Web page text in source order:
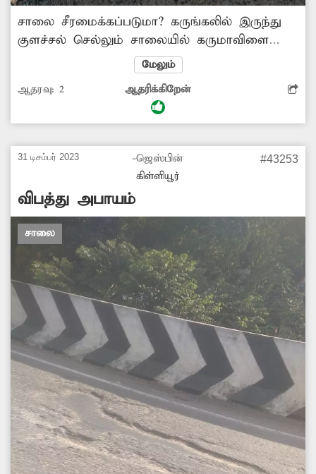
சாலை சீரமைக்கப்படுமா? கருங்கலில் இருந்து
குளச்சல் செல்லும் சாலையில் கருமாவிளை
பகுதியில் குண்டும், குழியுமாக காணப்படுகிறது.
இதனால் வாகன ஓட்டிகள் பெரும் சிரமத்துக்கு
ஆளாகி வருகிறார்கள். எனவே சாலையை
சீரமைக்க சம்பந்தப்பட்ட அதிகாரிகள்
கருங்கல்.
மேலும்
ஆதரவு: 2 ஆதரிக்கிறேன்
31 டிசம்பர் 2023
-ஜெஸ்பின்
கிள்ளியூர்
#43253
விபத்து அபாயம்
சாலை